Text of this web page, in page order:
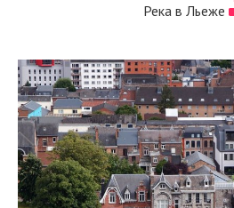
Река в Льеже